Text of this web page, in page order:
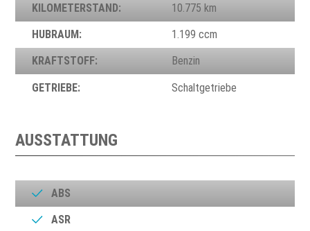
KILOMETERSTAND: 10.775 km
HUBRAUM: 1.199 ccm
KRAFTSTOFF: Benzin
GETRIEBE: Schaltgetriebe
AUSSTATTUNG
ABS
ASR